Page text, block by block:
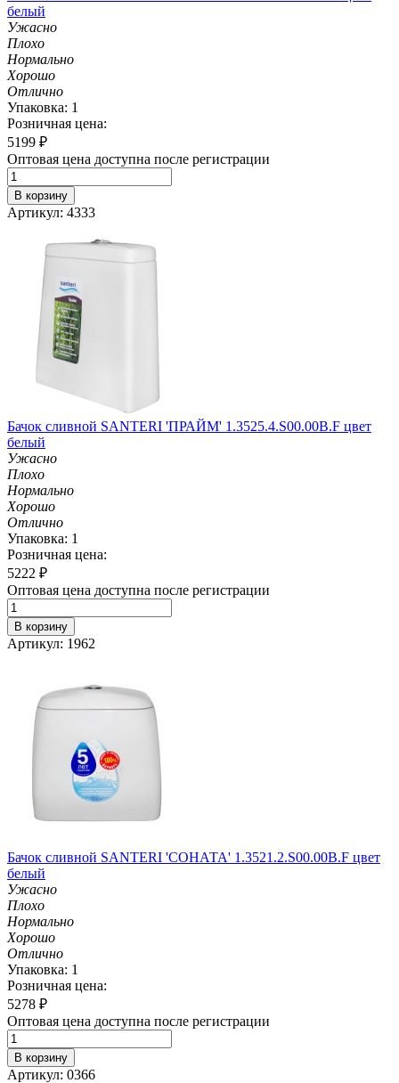
белый
Ужасно
Плохо
Нормально
Хорошо
Отлично
Упаковка: 1
Розничная цена:
5199 ₽
Оптовая цена доступна после регистрации
В корзину
Артикул: 4333
Бачок сливной SANTERI 'ПРАЙМ' 1.3525.4.S00.00B.F цвет
белый
Ужасно
Плохо
Нормально
Хорошо
Отлично
Упаковка: 1
Розничная цена:
5222 ₽
Оптовая цена доступна после регистрации
В корзину
Артикул: 1962
Бачок сливной SANTERI 'СОНАТА' 1.3521.2.S00.00B.F цвет
белый
Ужасно
Плохо
Нормально
Хорошо
Отлично
Упаковка: 1
Розничная цена:
5278 ₽
Оптовая цена доступна после регистрации
В корзину
Артикул: 0366